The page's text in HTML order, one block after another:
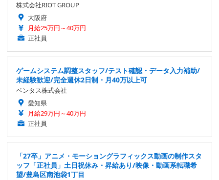
株式会社RIOT GROUP
大阪府
月給25万円～40万円
正社員
ゲームシステム調整スタッフ/テスト確認・データ入力補助/
未経験歓迎/完全週休2日制・月40万以上可
ベンタス株式会社
愛知県
月給29万円～40万円
正社員
「27卒」アニメ・モーショングラフィックス動画の制作スタ
ッフ「正社員」土日祝休み・昇給あり/映像・動画系転職希
望/豊島区南池袋1丁目